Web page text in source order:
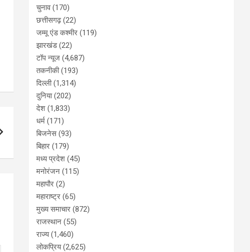
चुनाव(170)
छत्तीसगढ़(22)
जम्मू एंड कश्मीर (119)
झारखंड(22)
टॉप न्यूज (4,687)
तकनीकी(193)
दिल्ली(1,314)
दुनिया(202)
देश (1,833)
धर्म (171)
बिजनेस(93)
बिहार (179)
मध्य प्रदेश (45)
मनोरंजन (115)
महापौर (2)
महाराष्ट्र (65)
मुख्य समाचार (872)
राजस्थान (55)
राज्य(1,460)
लोकप्रिय(2,625)